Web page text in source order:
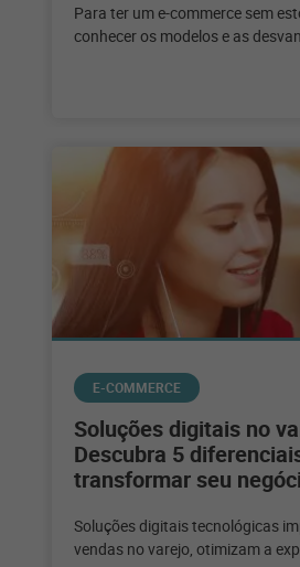
Para ter um e-commerce sem
conhecer os modelos e as
E-COMMERCE
Soluções digitais no
Descubra 5
transformar seu
Soluções digitais tecnológicas
vendas no varejo, otimizam a